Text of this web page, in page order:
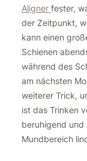
Aligner fester,
der Zeitpunkt,
kann einen
Schienen
während des
am nächsten
weiterer Trick,
ist das Trinken
beruhigend und
Mundbereich